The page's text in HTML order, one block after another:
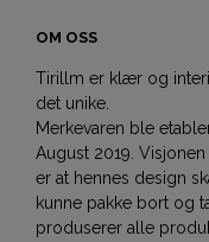
OM OSS
Tirillm er klær og
det unike.
Merkevaren ble
August 2019.
er at hennes design
kunne pakke bort og
produserer alle